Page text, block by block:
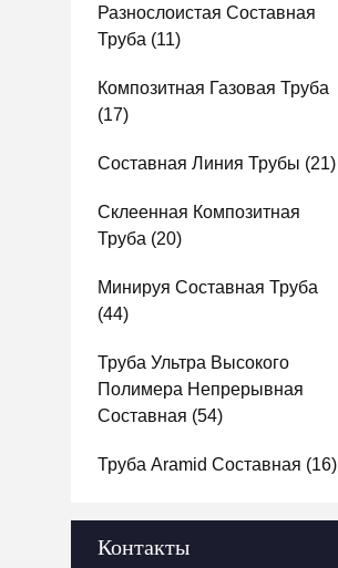
Разнослоистая Составная
Труба (11)
Композитная Газовая Труба
(17)
Составная Линия Трубы (21)
Склеенная Композитная
Труба (20)
Минируя Составная Труба
(44)
Труба Ультра Высокого
Полимера Непрерывная
Составная (54)
Труба Aramid Составная (16)
Контакты